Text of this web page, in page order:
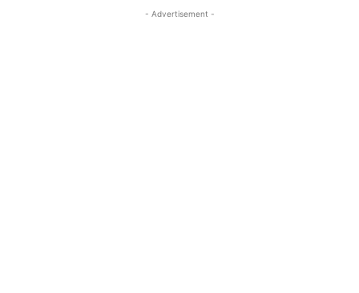
- Advertisement -